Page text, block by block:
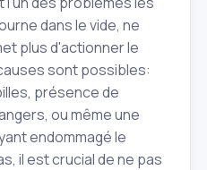
dans le vide, ne
plus d'actionner le
sont possibles:
présence de
ou même une
endommagé le
il est crucial de ne pas